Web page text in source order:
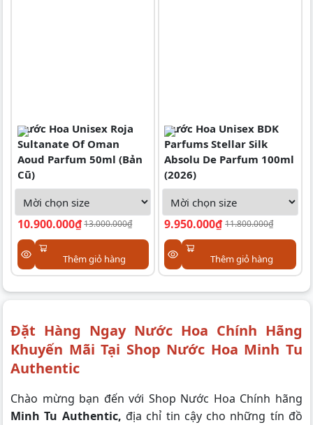
Nước Hoa Unisex Roja
Sultanate Of Oman
Aoud Parfum 50ml (Bản
Cũ)
10.900.000₫ 13.000.000₫
Thêm giỏ hàng
Nước Hoa Unisex BDK
Parfums Stellar Silk
Absolu De Parfum 100ml
(2026)
9.950.000₫ 11.800.000₫
Thêm giỏ hàng
Đặt Hàng Ngay Nước Hoa Chính Hãng
Khuyến Mãi Tại Shop Nước Hoa Minh Tu
Authentic
Chào mừng bạn đến với Shop Nước Hoa Chính hãng
Minh Tu Authentic, địa chỉ tin cậy cho những tín đồ